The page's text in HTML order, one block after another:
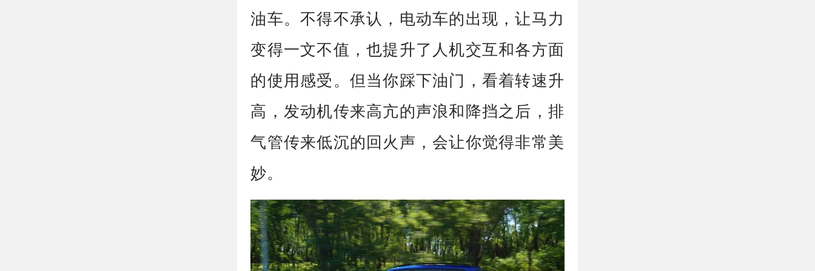
油车。不得不承认，电动车的出现，让马力
变得一文不值，也提升了人机交互和各方面
的使用感受。但当你踩下油门，看着转速升
高，发动机传来高亢的声浪和降挡之后，排
气管传来低沉的回火声，会让你觉得非常美
妙。